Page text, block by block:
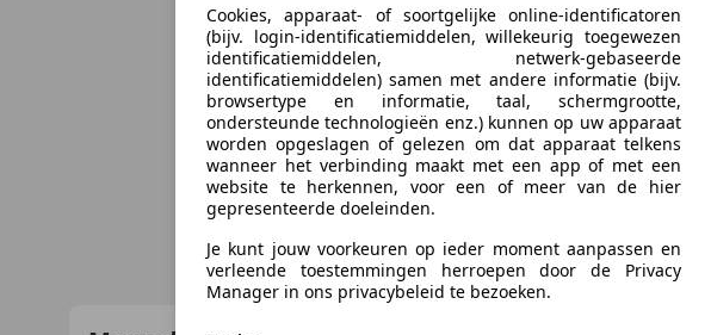
Cookies, apparaat- of soortgelijke online-identificatoren
(bijv. login-identificatiemiddelen, willekeurig toegewezen
identificatiemiddelen, netwerk-gebaseerde
identificatiemiddelen) samen met andere informatie (bijv.
browsertype en informatie, taal, schermgrootte,
ondersteunde technologieën enz.) kunnen op uw apparaat
worden opgeslagen of gelezen om dat apparaat telkens
wanneer het verbinding maakt met een app of met een
website te herkennen, voor een of meer van de hier
gepresenteerde doeleinden.
Je kunt jouw voorkeuren op ieder moment aanpassen en
verleende toestemmingen herroepen door de Privacy
Manager in ons privacybeleid te bezoeken.